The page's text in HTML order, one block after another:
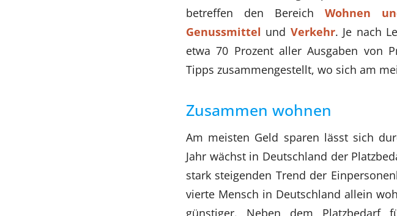
betreffen den Bereich Wohnen
Genussmittel und Verkehr. Je nach
etwa 70 Prozent aller Ausgaben von
Tipps zusammengestellt, wo sich am
Zusammen wohnen
Am meisten Geld sparen lässt sich
Jahr wächst in Deutschland der
stark steigenden Trend der
vierte Mensch in Deutschland allein
günstiger. Neben dem Platzbedarf